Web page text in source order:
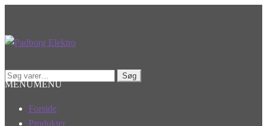
Spring
Spring
Søg
efter:
Søg
MENUMENU
Forside
Produkter